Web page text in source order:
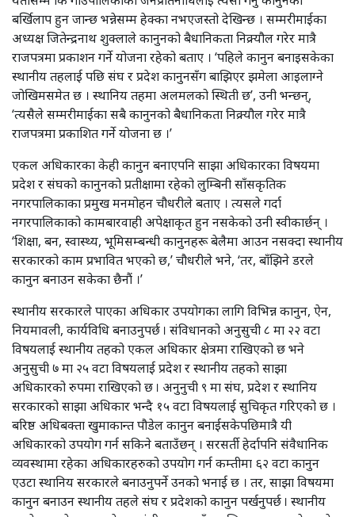
बर्खिलाप हुन जान्छ भन्नेसम्म हेक्का नभएजस्तो देखिन्छ । सम्मरीमाईका
अध्यक्ष जितेन्द्रनाथ शुक्लाले कानुनको बैधानिकता निक्र्यौल गरेर मात्रै
राजपत्रमा प्रकाशन गर्ने योजना रहेको बताए । ‘पहिले कानुन बनाइसकेका
स्थानीय तहलाई पछि संघ र प्रदेश कानुनसँग बाझिएर झमेला आइलाग्ने
जोखिमसमेत छ । स्थानिय तहमा अलमलको स्थिती छ’, उनी भन्छन्,
‘त्यसैले सम्मरीमाईका सबै कानुनको बैधानिकता निक्र्यौल गरेर मात्रै
राजपत्रमा प्रकाशित गर्ने योजना छ ।’
एकल अधिकारका केही कानुन बनाएपनि साझा अधिकारका विषयमा
प्रदेश र संघको कानुनको प्रतीक्षामा रहेको लुम्बिनी साँसकृतिक
नगरपालिकाका प्रमुख मनमोहन चौधरीले बताए । त्यसले गर्दा
नगरपालिकाको कामबारवाही अपेक्षाकृत हुन नसकेको उनी स्वीकार्छन् ।
‘शिक्षा, बन, स्वास्थ्य, भूमिसम्बन्धी कानुनहरू बेलैमा आउन नसक्दा स्थानीय
सरकारको काम प्रभावित भएको छ,’ चौधरीले भने, ‘तर, बाँझिने डरले
कानुन बनाउन सकेका छैनौं ।’
स्थानीय सरकारले पाएका अधिकार उपयोगका लागि विभिन्न कानुन, ऐन,
नियमावली, कार्यविधि बनाउनुपर्छ । संविधानको अनुसुची ८ मा २२ वटा
विषयलाई स्थानीय तहको एकल अधिकार क्षेत्रमा राखिएको छ भने
अनुसुची ७ मा २५ वटा विषयलाई प्रदेश र स्थानीय तहको साझा
अधिकारको रुपमा राखिएको छ । अनुनुची ९ मा संघ, प्रदेश र स्थानिय
सरकारको साझा अधिकार भन्दै १५ वटा विषयलाई सुचिकृत गरिएको छ ।
बरिष्ठ अधिबक्ता खुमाकान्त पौडेल कानुन बनाईसकेपछिमात्रै यी
अधिकारको उपयोग गर्न सकिने बताउँछन् । सरसर्ती हेर्दापनि संवैधानिक
व्यवस्थामा रहेका अधिकारहरुको उपयोग गर्न कम्तीमा ६२ वटा कानुन
एउटा स्थानिय सरकारले बनाउनुपर्ने उनको भनाई छ । तर, साझा विषयमा
कानुन बनाउन स्थानीय तहले संघ र प्रदेशको कानुन पर्खनुपर्छ । स्थानीय